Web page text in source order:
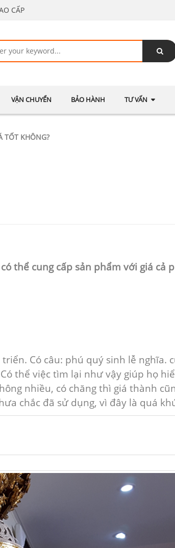
CẤP
VẬN CHUYỂN BẢO HÀNH TƯ VẤN
TỐT KHÔNG?
thể cung cấp sản phẩm với giá cả
Có câu: phú quý sinh lễ nghĩa.
thể việc tìm lại như vậy giúp họ
nhiều, có chăng thì giá thành
chắc đã sử dụng, vì đây là quá